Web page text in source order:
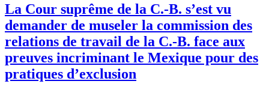
La Cour suprême de la C.-B. s’est vu
demander de museler la commission des
relations de travail de la C.-B. face aux
preuves incriminant le Mexique pour des
pratiques d’exclusion